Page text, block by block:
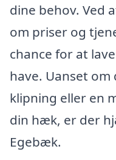
dine behov. Ved
om priser og
chance for at
have. Uanset
klipning eller en
din hæk, er der
Egebæk.